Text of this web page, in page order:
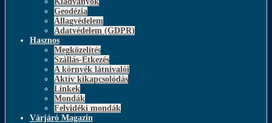
Geodézia
Állagvédelem
Adatvédelem (GDPR)
Hasznos
Megközelítés
Szállás-Étkezés
A környék látnivalói
Aktív kikapcsolódás
Linkek
Mondák
Felvidéki mondák
Várjáró Magazin